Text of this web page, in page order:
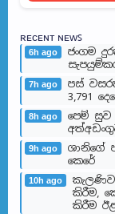
ʀᴇᴄᴇɴᴛ ɴᴇᴡꜱ
6h ago
ජංගම
7h ago
පස්
3,791
8h ago
පෙම් සුව
9h ago
ශානිගේ
කෙරේ
10h ago
කිරීම,
කිරීම